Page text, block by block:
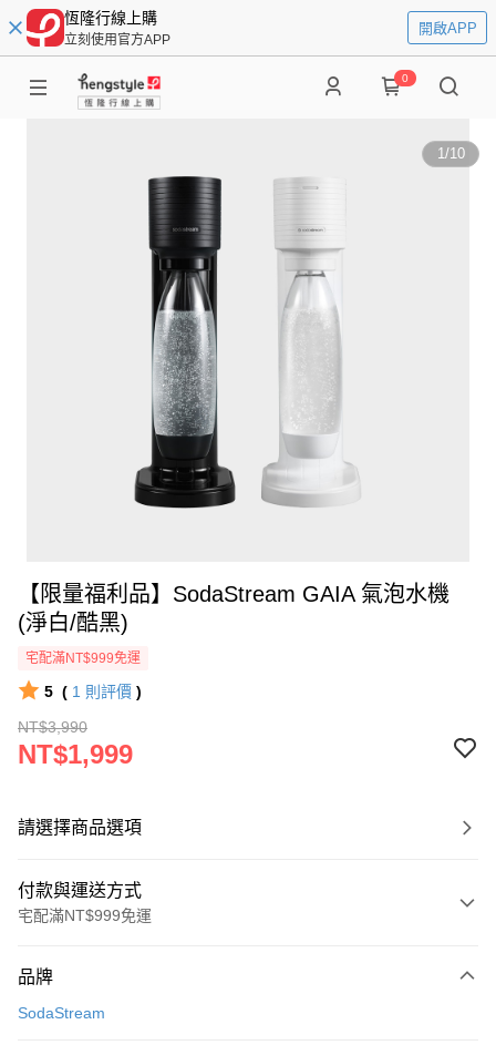
恆隆行線上購
立刻使用官方APP
開啟APP
0
1/10
【限量福利品】SodaStream GAIA 氣泡水機
(淨白/酷黑)
宅配滿NT$999免運
5 ( 1 則評價 )
NT$3,990
NT$1,999
請選擇商品選項
付款與運送方式
宅配滿NT$999免運
信用卡一次付款
品牌
SodaStream